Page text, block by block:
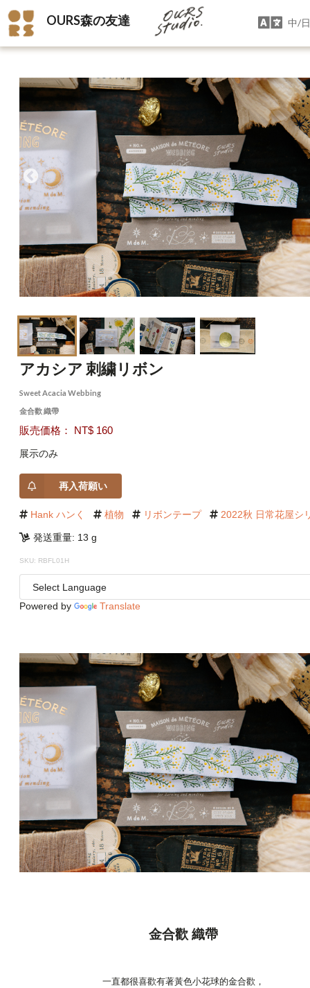
OURS森の友達 中/
アカシア 刺繍リボン
Sweet Acacia Webbing
金合歡 織帶
販売価格： NT$ 160
展示のみ
再入荷願い
Hank ハンく 植物 リボンテープ 2022秋 日常花屋シ
発送重量: 13 g
SKU: RBFL01H
Powered by Translate
金合歡 織帶
一直都很喜歡有著黃色小花球的金合歡，